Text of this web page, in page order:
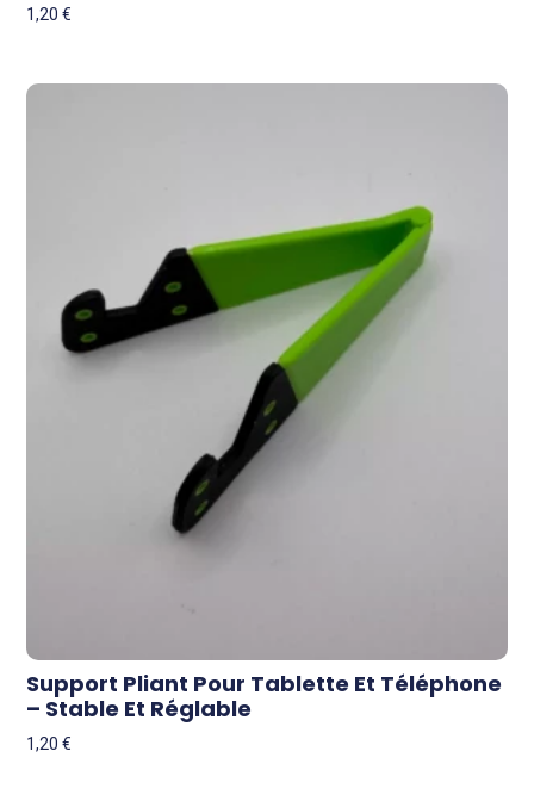
1,20€
Support Pliant Pour Tablette Et Téléphone
– Stable Et Réglable
1,20€